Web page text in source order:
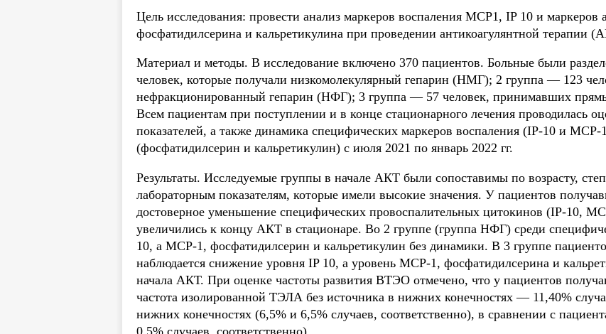
Цель исследования: провести анализ маркеров воспаления MCP1, IP 10 и маркеров
фосфатидилсерина и кальретикулина при проведении антикоагулянтной терапии
Материал и методы. В исследование включено 370 пациентов. Больные были
человек, которые получали низкомолекулярный гепарин (НМГ); 2 группа — 123
нефракционированный гепарин (НФГ); 3 группа — 57 человек, принимавших
Всем пациентам при поступлении и в конце стационарного лечения проводилась
показателей, а также динамика специфических маркеров воспаления (IP-10 и MCP-
(фосфатидилсерин и кальретикулин) с июля 2021 по январь 2022 гг.
Результаты. Исследуемые группы в начале АКТ были сопоставимы по возрасту,
лабораторным показателям, которые имели высокие значения. У пациентов
достоверное уменьшение специфических провоспалительных цитокинов (IP-10,
увеличились к концу АКТ в стационаре. Во 2 группе (группа НФГ) среди
10, а МСР-1, фосфатидилсерин и кальретикулин без динамики. В 3 группе
наблюдается снижение уровня IP 10, а уровень МСР-1, фосфатидилсерина и
начала АКТ. При оценке частоты развития ВТЭО отмечено, что у пациентов
частота изолированной ТЭЛА без источника в нижних конечностях — 11,40%
нижних конечностях (6,5% и 6,5% случаев, соответственно), в сравнении с